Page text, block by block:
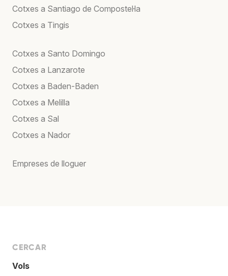
Cotxes a Santiago de Compostel·la
Cotxes a Tingis
Cotxes a Santo Domingo
Cotxes a Lanzarote
Cotxes a Baden-Baden
Cotxes a Melilla
Cotxes a Sal
Cotxes a Nador
Empreses de lloguer
CERCAR
Vols